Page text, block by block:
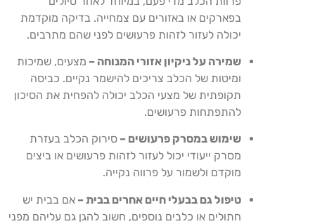
בפארקים או באזורים עם צמחייה. בדיקה מוקדמת
יכולה לעזור לזהות פרעושים לפני שהם מתרבים.
שמירה על ניקיון אזורי המנוחה – מצעים, שמיכות
ומיטות של הכלב צריכים להישמר נקיים. כביסה
תקופתית של מצעי הכלב יכולה להפחית את הסיכון
להתפתחות פרעושים.
שימוש במסרק פרעושים – סירוק הכלב בעזרת
מסרק ייעודי יכול לעזור לזהות פרעושים או ביצים
מוקדם ולשמור על פרווה נקייה.
טיפול גם בבעלי חיים אחרים בבית – אם בבית יש
חתולים או כלבים נוספים, חשוב להגן גם עליהם מפני